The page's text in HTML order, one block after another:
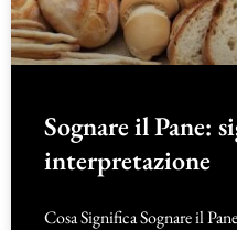
Sognare il Pane:
interpretazione
Cosa Significa Sognare il